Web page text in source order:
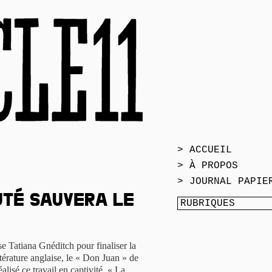
sauvera le
Tatiana Gnéditch pour finaliser la
anglaise, le « Don Juan » de
ce travail en captivité. « La
> ACCUEIL
> À PROPOS
> JOURNAL